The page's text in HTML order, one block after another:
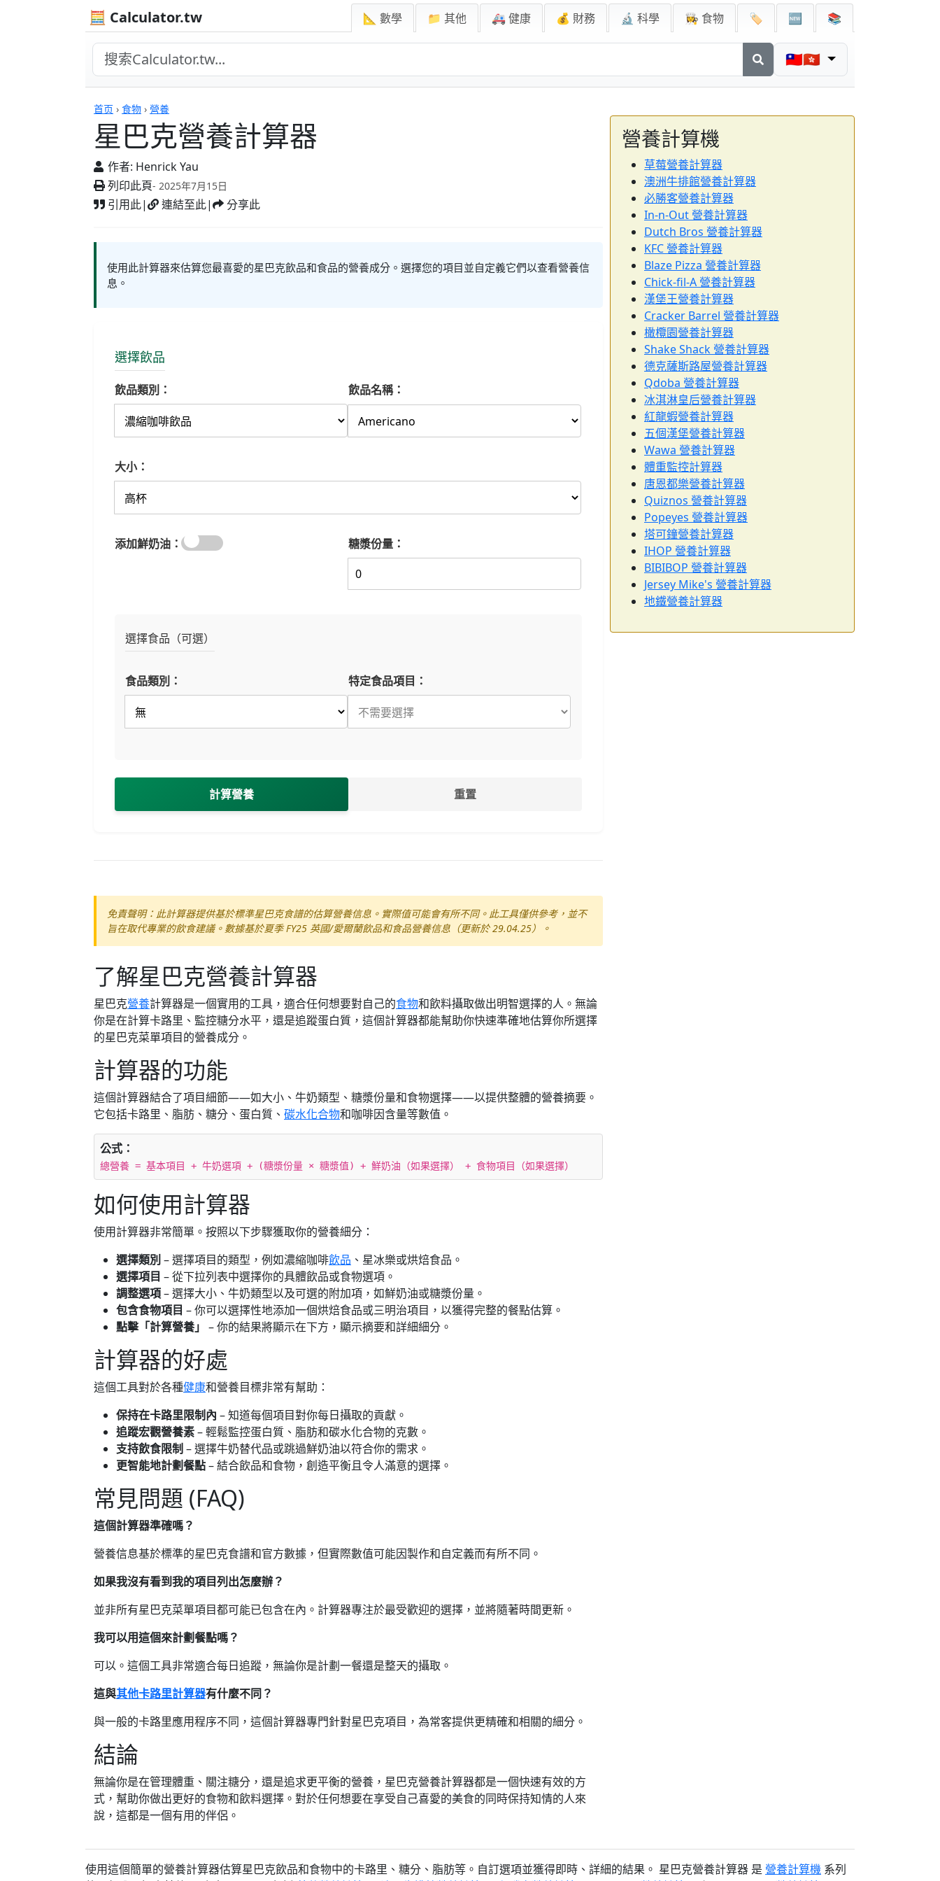
🧮 Calculator.tw 📐 數學 📁 其他 🚑 健康 💰 財務 🔬 科學 👩‍🍳 食物 🏷️ 🆕 📚
🇹🇼🇭🇰
首页 › 食物 › 營養
星巴克營養計算器
作者: Henrick Yau
列印此頁- 2025年7月15日
引用此| 連結至此| 分享此
計算機
使用此計算器來估算您最喜愛的星巴克飲品和食品的營養成分。選擇您的項目並自定義它們以查看營養信
息。
選擇飲品
飲品類別： 飲品名稱：
大小：
添加鮮奶油： 糖漿份量：
選擇食品（可選）
食品類別： 特定食品項目：
計算營養 重置
免責聲明：此計算器提供基於標準星巴克食譜的估算營養信息。實際值可能會有所不同。此工具僅供參考，並不
旨在取代專業的飲食建議。數據基於夏季 FY25 英國/愛爾蘭飲品和食品營養信息（更新於 29.04.25）。
了解星巴克營養計算器
星巴克營養計算器是一個實用的工具，適合任何想要對自己的食物和飲料攝取做出明智選擇的人。無論
你是在計算卡路里、監控糖分水平，還是追蹤蛋白質，這個計算器都能幫助你快速準確地估算你所選擇
的星巴克菜單項目的營養成分。
計算器的功能
這個計算器結合了項目細節——如大小、牛奶類型、糖漿份量和食物選擇——以提供整體的營養摘要。
它包括卡路里、脂肪、糖分、蛋白質、 碳水化合物和咖啡因含量等數值。
公式：
總營養 = 基本項目 + 牛奶選項 + (糖漿份量 × 糖漿值) + 鮮奶油（如果選擇） + 食物項目（如果選擇）
如何使用計算器
使用計算器非常簡單。按照以下步驟獲取你的營養細分：
選擇類別 – 選擇項目的類型，例如濃縮咖啡飲品 、星冰樂或烘焙食品。
選擇項目 – 從下拉列表中選擇你的具體飲品或食物選項。
調整選項– 選擇大小、牛奶類型以及可選的附加項，如鮮奶油或糖漿份量。
包含食物項目 – 你可以選擇性地添加一個烘焙食品或三明治項目，以獲得完整的餐點估算。
點擊「計算營養」 – 你的結果將顯示在下方，顯示摘要和詳細細分。
計算器的好處
這個工具對於各種健康和營養目標非常有幫助：
保持在卡路里限制內 – 知道每個項目對你每日攝取的貢獻。
追蹤宏觀營養素– 輕鬆監控蛋白質、脂肪和碳水化合物的克數。
支持飲食限制 – 選擇牛奶替代品或跳過鮮奶油以符合你的需求。
更智能地計劃餐點– 結合飲品和食物，創造平衡且令人滿意的選擇。
常見問題 (FAQ)
這個計算器準確嗎？
營養信息基於標準的星巴克食譜和官方數據，但實際數值可能因製作和自定義而有所不同。
如果我沒有看到我的項目列出怎麼辦？
並非所有星巴克菜單項目都可能已包含在內。計算器專注於最受歡迎的選擇，並將隨著時間更新。
我可以用這個來計劃餐點嗎？
可以。這個工具非常適合每日追蹤，無論你是計劃一餐還是整天的攝取。
這與其他卡路里計算器有什麼不同？
與一般的卡路里應用程序不同，這個計算器專門針對星巴克項目，為常客提供更精確和相關的細分。
結論
無論你是在管理體重、關注糖分，還是追求更平衡的營養，星巴克營養計算器都是一個快速有效的方
式，幫助你做出更好的食物和飲料選擇。對於任何想要在享受自己喜愛的美食的同時保持知情的人來
說，這都是一個有用的伴侶。
營養計算機
草莓營養計算器
澳洲牛排館營養計算器
必勝客營養計算器
In-n-Out 營養計算器
Dutch Bros 營養計算器
KFC 營養計算器
Blaze Pizza 營養計算器
Chick-fil-A 營養計算器
漢堡王營養計算器
Cracker Barrel 營養計算器
橄欖園營養計算器
Shake Shack 營養計算器
德克薩斯路屋營養計算器
Qdoba 營養計算器
冰淇淋皇后營養計算器
紅龍蝦營養計算器
五個漢堡營養計算器
Wawa 營養計算器
體重監控計算器
唐恩都樂營養計算器
Quiznos 營養計算器
Popeyes 營養計算器
塔可鐘營養計算器
IHOP 營養計算器
BIBIBOP 營養計算器
Jersey Mike's 營養計算器
地鐵營養計算器
使用這個簡單的營養計算器估算星巴克飲品和食物中的卡路里、糖分、脂肪等。自訂選項並獲得即時、詳細的結果。 星巴克營養計算器 是 營養計算機 系列